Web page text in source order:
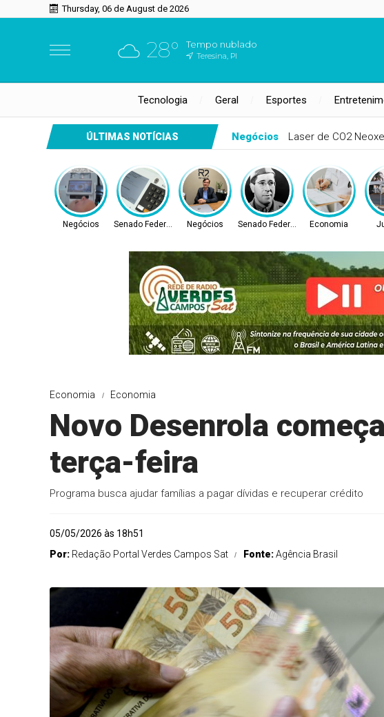
Thursday, 06 de August de 2026
28° Tempo nublado
Teresina, PI
Tecnologia Geral Esportes
ÚLTIMAS NOTÍCIAS Negócios Laser de CO2
Negócios Senado Federal Negócios Senado Federal Economia
Economia Economia
Novo Desenrola
terça-feira
Programa busca ajudar famílias a pagar dívidas e recuperar crédito
05/05/2026 às 18h51
Por: Redação Portal Verdes Campos Sat Fonte:Agência Brasil